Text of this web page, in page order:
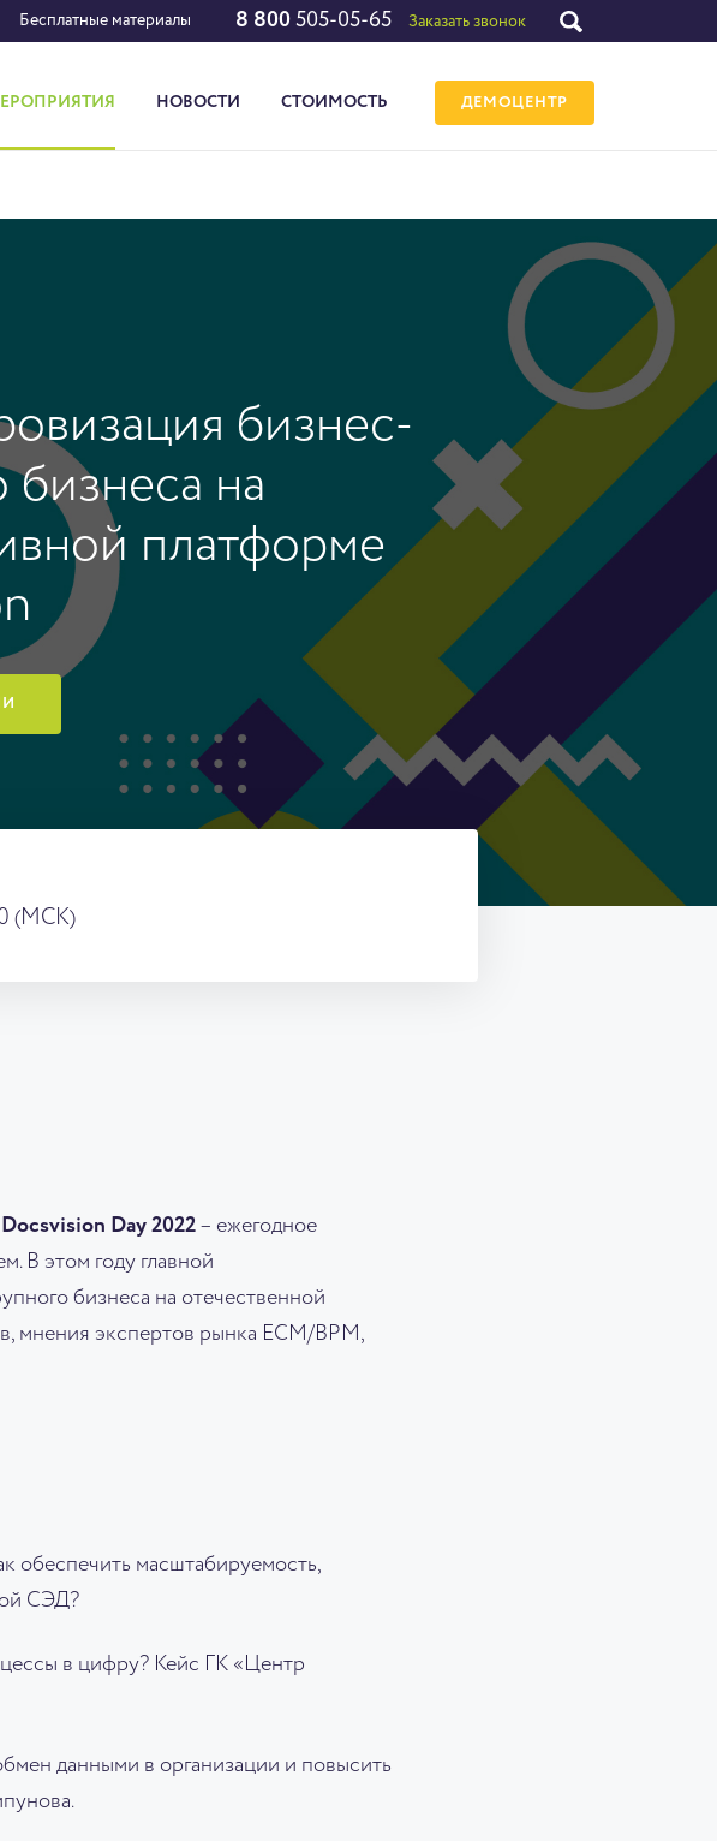
Бесплатные материалы 8 800 505-05-65 Заказать звонок
НОВОСТИ СТОИМОСТЬ ДЕМОЦЕНТР
бизнес-
бизнеса на
платформе
(МСК)
Day 2022– ежегодное
В этом году главной
бизнеса на отечественной
мнения экспертов рынка ЕСМ/BPM,
обеспечить масштабируемость,
СЭД?
в цифру? Кейс ГК «Центр
данными в организации и повысить